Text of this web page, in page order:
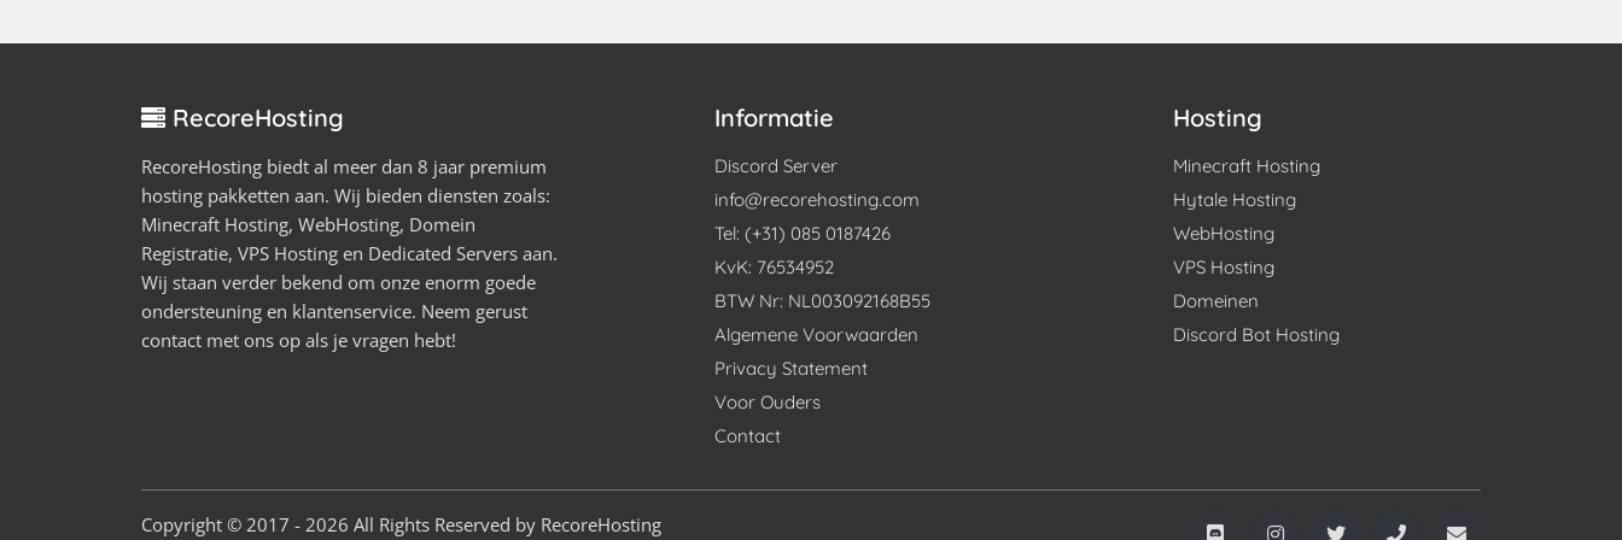
RecoreHosting
RecoreHosting biedt al meer dan 8 jaar premium
hosting pakketten aan. Wij bieden diensten zoals:
Minecraft Hosting, WebHosting, Domein
Registratie, VPS Hosting en Dedicated Servers aan.
Wij staan verder bekend om onze enorm goede
ondersteuning en klantenservice. Neem gerust
contact met ons op als je vragen hebt!
Informatie
Discord Server
info@recorehosting.com
Tel: (+31) 085 0187426
KvK: 76534952
BTW Nr: NL003092168B55
Algemene Voorwaarden
Privacy Statement
Voor Ouders
Contact
Hosting
Minecraft Hosting
Hytale Hosting
WebHosting
VPS Hosting
Domeinen
Discord Bot Hosting
Copyright © 2017 - 2026 All Rights Reserved by RecoreHosting